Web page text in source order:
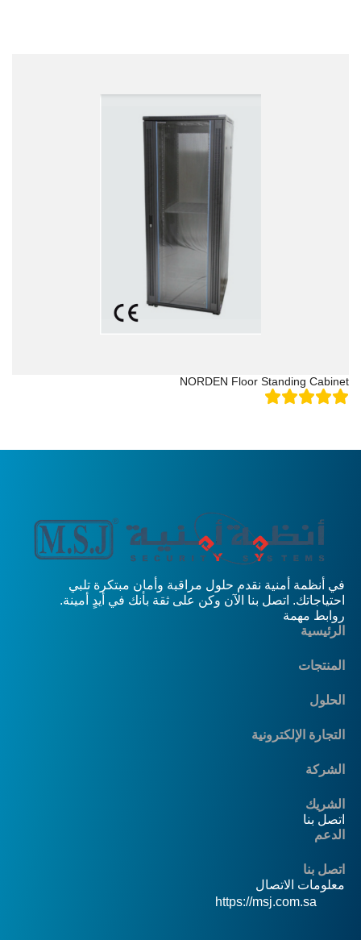
NORDEN Floor Standing Cabinet
في أنظمة أمنية نقدم حلول مراقبة وأمان مبتكرة تلبي
احتياجاتك. اتصل بنا الآن وكن على ثقة بأنك في أيدٍ أمينة.
روابط مهمة
الرئيسية
المنتجات
الحلول
التجارة الإلكترونية
الشركة
الشريك
اتصل بنا
الدعم
اتصل بنا
معلومات الاتصال
https://msj.com.sa